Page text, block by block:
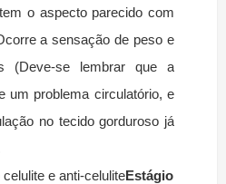
o aspecto parecido com
a sensação de peso e
(Deve-se lembrar que a
um problema circulatório, e
no tecido gorduroso já
Estágio